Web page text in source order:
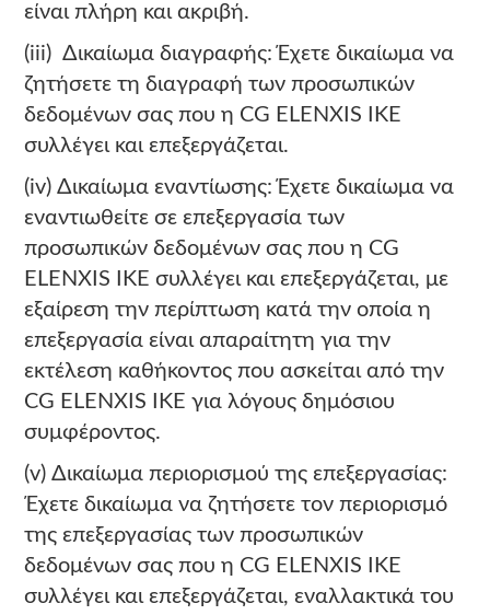
είναι πλήρη και ακριβή.
(iii) Δικαίωμα διαγραφής: Έχετε δικαίωμα να
ζητήσετε τη διαγραφή των προσωπικών
δεδομένων σας που η CG ELENXIS ΙΚΕ
συλλέγει και επεξεργάζεται.
(iv) Δικαίωμα εναντίωσης: Έχετε δικαίωμα να
εναντιωθείτε σε επεξεργασία των
προσωπικών δεδομένων σας που η CG
ELENXIS ΙΚΕ συλλέγει και επεξεργάζεται, με
εξαίρεση την περίπτωση κατά την οποία η
επεξεργασία είναι απαραίτητη για την
εκτέλεση καθήκοντος που ασκείται από την
CG ELENXIS ΙΚΕ για λόγους δημόσιου
συμφέροντος.
(v) Δικαίωμα περιορισμού της επεξεργασίας:
Έχετε δικαίωμα να ζητήσετε τον περιορισμό
της επεξεργασίας των προσωπικών
δεδομένων σας που η CG ELENXIS ΙΚΕ
συλλέγει και επεξεργάζεται, εναλλακτικά του